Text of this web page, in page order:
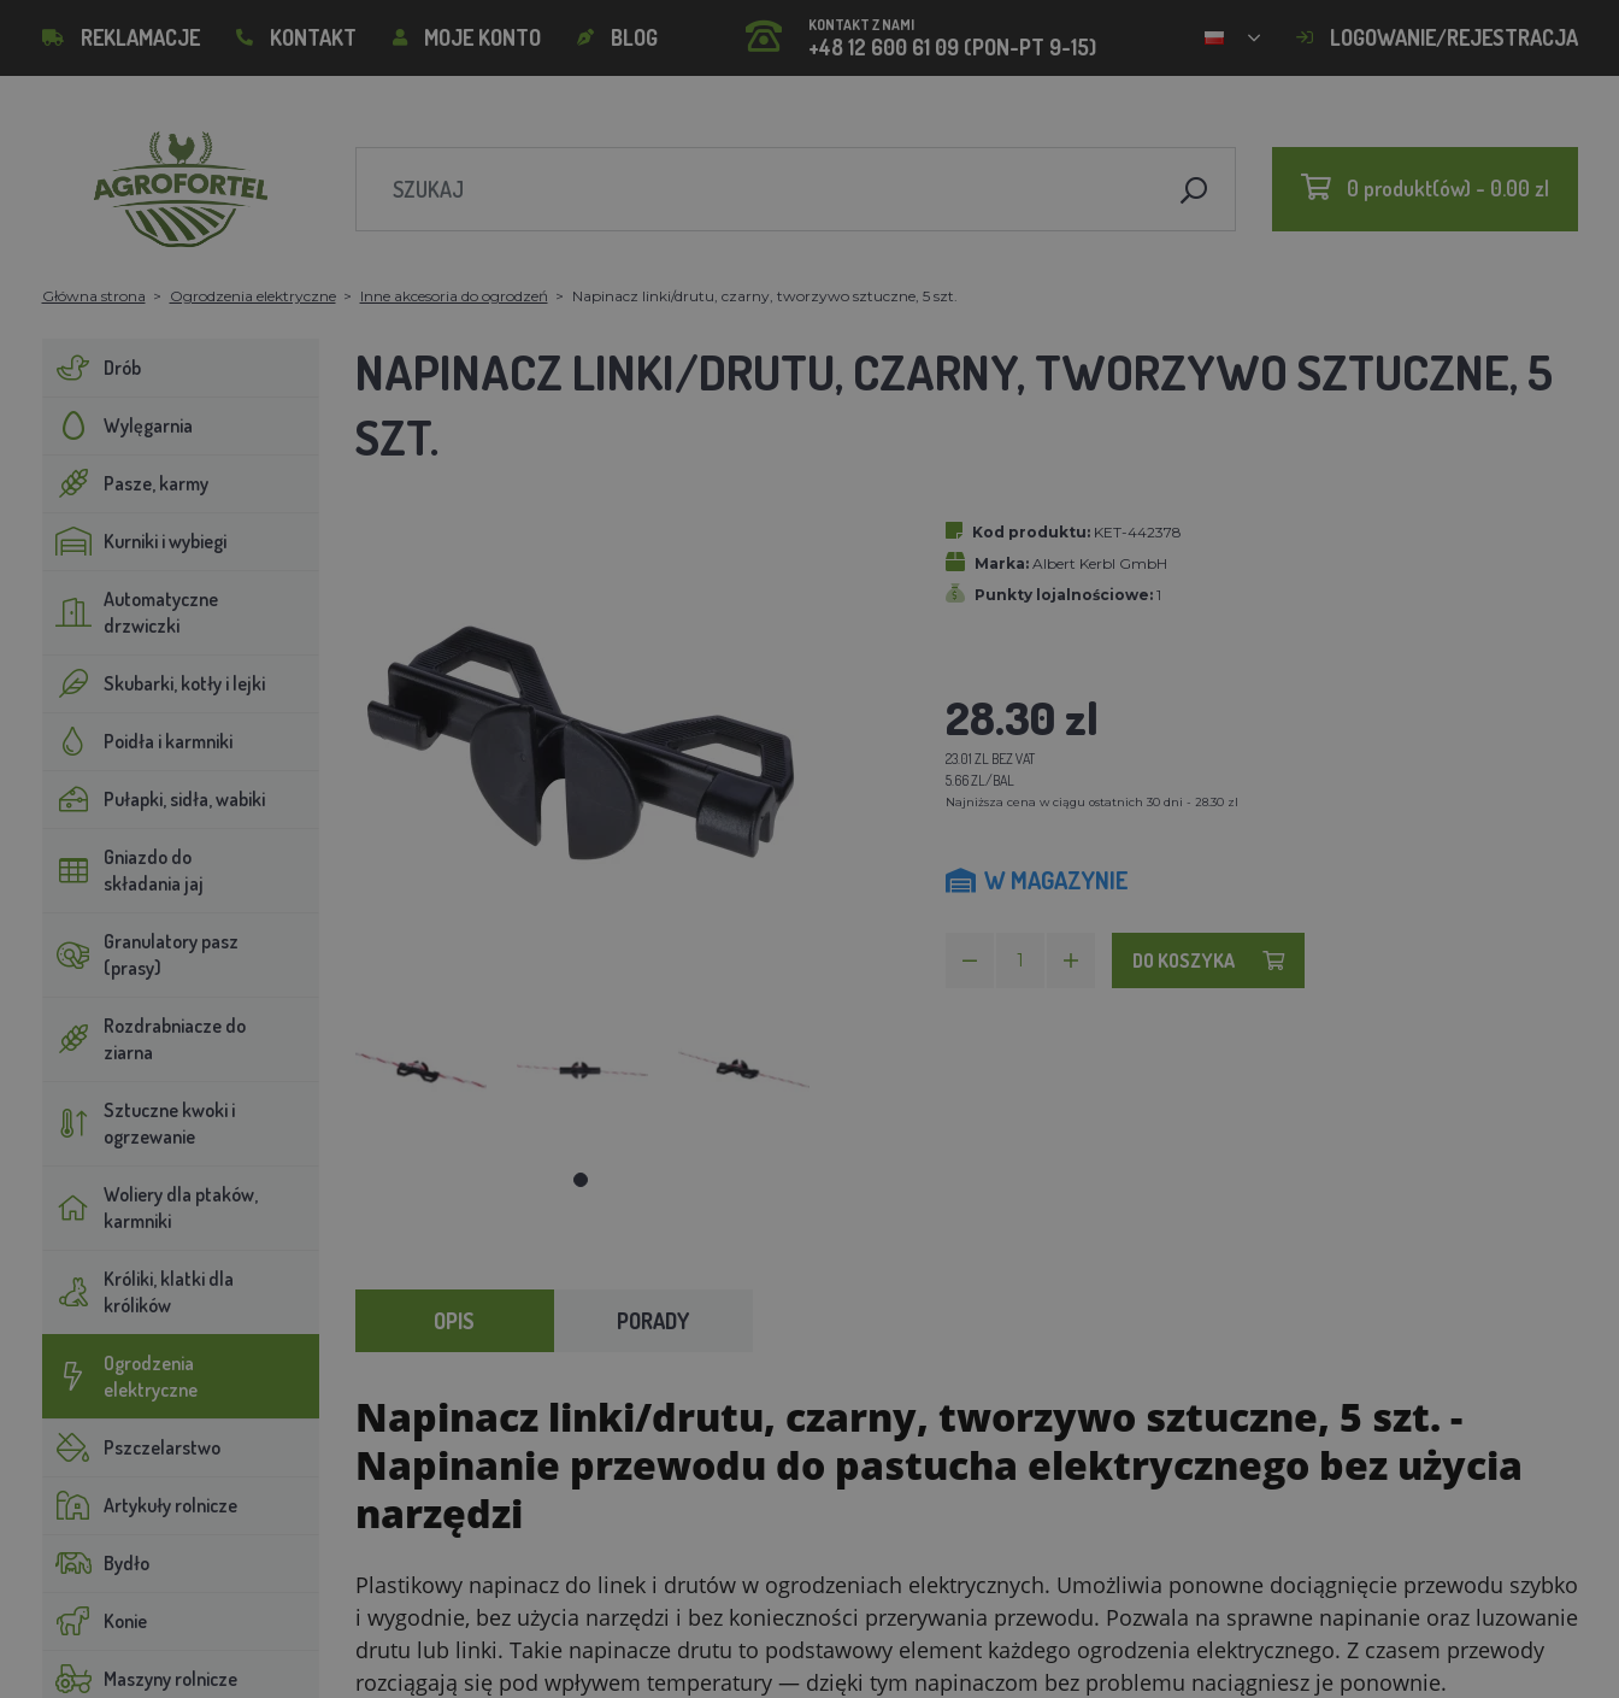
REKLAMACJE KONTAKT MOJE KONTO BLOG KONTAKT Z NAMI
+48 12 600 61 09 (PON-PT 9-15) LOGOWANIE/REJESTRACJA
0 produkt(ów) - 0.00 zl
Główna strona Ogrodzenia elektryczne Inne akcesoria do ogrodzeń Napinacz linki/drutu, czarny, tworzywo sztuczne, 5 szt.
Drób
Wylęgarnia
Pasze, karmy
Kurniki i wybiegi
Automatyczne
drzwiczki
Skubarki, kotły i lejki
Poidła i karmniki
Pułapki, sidła, wabiki
Gniazdo do
składania jaj
Granulatory pasz
(prasy)
Rozdrabniacze do
ziarna
Sztuczne kwoki i
ogrzewanie
Woliery dla ptaków,
karmniki
Króliki, klatki dla
królików
Ogrodzenia
elektryczne
Pszczelarstwo
Artykuły rolnicze
Bydło
Konie
Maszyny rolnicze
NAPINACZ LINKI/DRUTU, CZARNY, TWORZYWO SZTUCZNE, 5
SZT.
Kod produktu: KET-442378
Marka: Albert Kerbl GmbH
Punkty lojalnościowe: 1
28.30 zl
23.01 ZL BEZ VAT
5.66 ZL/BAL
Najniższa cena w ciągu ostatnich 30 dni - 28.30 zl
W MAGAZYNIE
DO KOSZYKA
OPIS PORADY
Napinacz linki/drutu, czarny, tworzywo sztuczne, 5 szt. -
Napinanie przewodu do pastucha elektrycznego bez użycia
narzędzi
Plastikowy napinacz do linek i drutów w ogrodzeniach elektrycznych. Umożliwia ponowne dociągnięcie przewodu szybko
i wygodnie, bez użycia narzędzi i bez konieczności przerywania przewodu. Pozwala na sprawne napinanie oraz luzowanie
drutu lub linki. Takie napinacze drutu to podstawowy element każdego ogrodzenia elektrycznego. Z czasem przewody
rozciągają się pod wpływem temperatury — dzięki tym napinaczom bez problemu naciągniesz je ponownie.